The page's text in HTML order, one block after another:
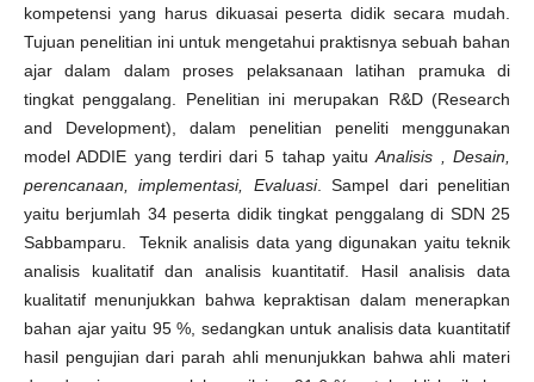
kompetensi yang harus dikuasai peserta didik secara mudah.
Tujuan penelitian ini untuk mengetahui praktisnya sebuah bahan
ajar dalam dalam proses pelaksanaan latihan pramuka di
tingkat penggalang. Penelitian ini merupakan R&D (Research
and Development), dalam penelitian peneliti menggunakan
model ADDIE yang terdiri dari 5 tahap yaituAnalisis , Desain,
perencanaan, implementasi, Evaluasi. Sampel dari penelitian
yaitu berjumlah 34 peserta didik tingkat penggalang di SDN 25
Sabbamparu. Teknik analisis data yang digunakan yaitu teknik
analisis kualitatif dan analisis kuantitatif. Hasil analisis data
kualitatif menunjukkan bahwa kepraktisan dalam menerapkan
bahan ajar yaitu 95 %, sedangkan untuk analisis data kuantitatif
hasil pengujian dari parah ahli menunjukkan bahwa ahli materi